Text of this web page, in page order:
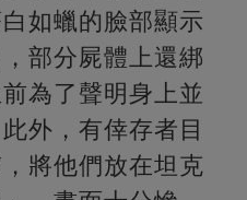
如蠟的臉部顯示
部分屍體上還綁
為了聲明身上並
外，有倖存者目
將他們放在坦克